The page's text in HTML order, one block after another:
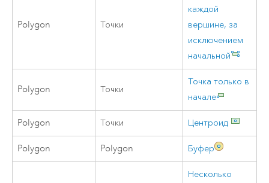
Polygon Точки
каждой
вершине, за
исключением
начальной
Polygon Точки
Точка только в
начале
Polygon Точки Центроид
Polygon Polygon Буфер
Несколько